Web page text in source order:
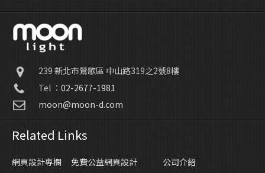
239 新北市鶯歌區 中山路319之2號8樓
Tel ： 02-2677-1981
moon@moon-d.com
Related Links
網頁設計專欄 免費公益網頁設計
公司介紹